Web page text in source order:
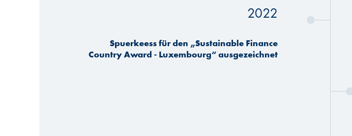
2022
Spuerkeess für den „Sustainable Finance
Country Award - Luxembourg“ ausgezeichnet